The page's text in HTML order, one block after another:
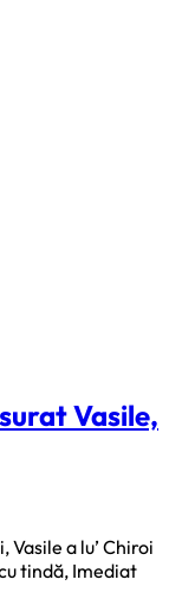
Vasile,
a lu’ Chiroi
tindă, Imediat